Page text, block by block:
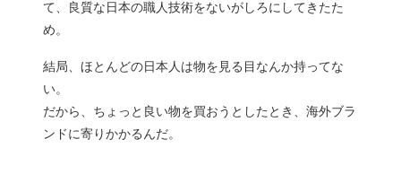
て、良質な日本の職人技術をないがしろにしてきたた
め。
結局、ほとんどの日本人は物を見る目なんか持ってな
い。
だから、ちょっと良い物を買おうとしたとき、海外ブラ
ンドに寄りかかるんだ。